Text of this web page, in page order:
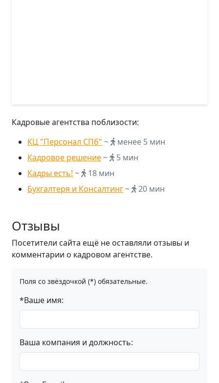
Кадровые агентства поблизости:
КЦ "Персонал СПб" ~
менее 5 мин
Кадровое решение~
5 мин
Кадры есть! ~
18 мин
Бухгалтеря и Консалтинг~ 20 мин
Отзывы
Посетители сайта ещё не оставляли отзывы и
комментарии о кадровом агентстве.
Поля со звёздочкой (*) обязательные.
*Ваше имя:
Ваша компания и должность: